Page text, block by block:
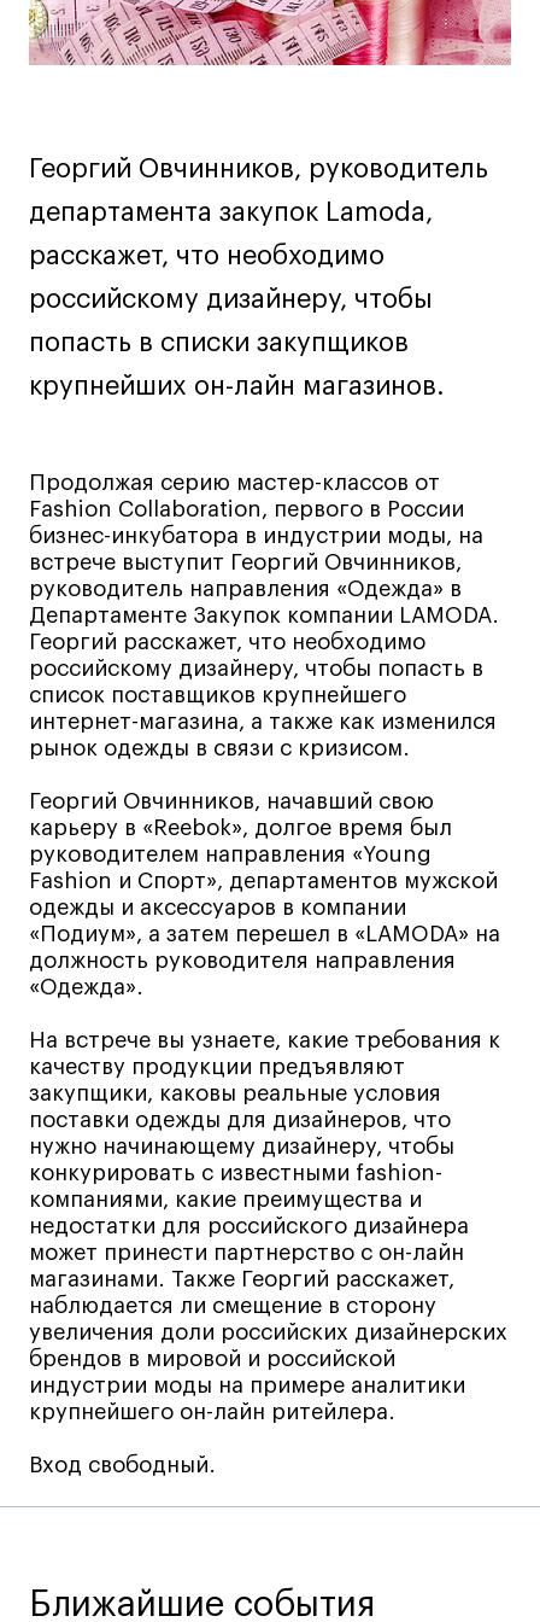
Декорирование интерьера
Дизайн интерьера
UX/UI-дизайн
Маркетинг
Все программы
Интенсивы
Мода
Иллюстрация
Интерьер
Лайфстайл
Навыки предпринимателя и управленца
Онлайн
Маркетинг и генерация лидов
Искусство
Фотография
Очно + онлайн
Все программы
Техникум
Специалист кино- и медиапродакшена
Графический дизайнер
Цифровой маркетолог
Технолог-конструктор одежды
Коммерческий фотограф
Все программы
Для школьников
Интенсивы
Среднесрочные
Долгосрочные
Все программы
О школе
Новости
Блог
Георгий Овчинников, руководитель
департамента закупок Lamoda,
расскажет, что необходимо
российскому дизайнеру, чтобы
попасть в списки закупщиков
крупнейших он-лайн магазинов.
Продолжая серию мастер-классов от
Fashion Collaboration, первого в России
бизнес-инкубатора в индустрии моды, на
встрече выступит Георгий Овчинников,
руководитель направления «Одежда» в
Департаменте Закупок компании LAMODA.
Георгий расскажет, что необходимо
российскому дизайнеру, чтобы попасть в
список поставщиков крупнейшего
интернет-магазина, а также как изменился
рынок одежды в связи с кризисом.
Георгий Овчинников, начавший свою
карьеру в «Reebok», долгое время был
руководителем направления «Young
Fashion и Спорт», департаментов мужской
одежды и аксессуаров в компании
«Подиум», а затем перешел в «LAMODA» на
должность руководителя направления
«Одежда».
На встрече вы узнаете, какие требования к
качеству продукции предъявляют
закупщики, каковы реальные условия
поставки одежды для дизайнеров, что
нужно начинающему дизайнеру, чтобы
конкурировать с известными fashion-
компаниями, какие преимущества и
недостатки для российского дизайнера
может принести партнерство с он-лайн
магазинами. Также Георгий расскажет,
наблюдается ли смещение в сторону
увеличения доли российских дизайнерских
брендов в мировой и российской
индустрии моды на примере аналитики
крупнейшего он-лайн ритейлера.
Вход свободный.
Ближайшие события